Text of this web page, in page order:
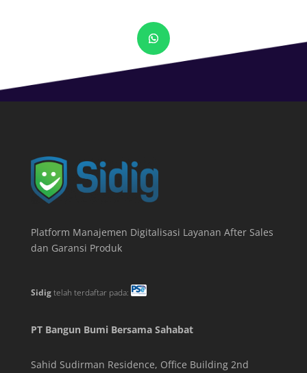
Platform Manajemen Digitalisasi Layanan After Sales
dan Garansi Produk
Sidigtelah terdaftar pada:
PT Bangun Bumi Bersama Sahabat
Sahid Sudirman Residence, Office Building 2nd